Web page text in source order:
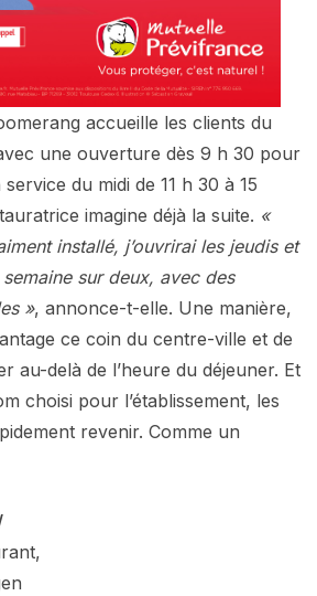
accueille les clients du
une ouverture dès 9 h 30 pour
du midi de 11 h 30 à 15
imagine déjà la suite. «
installé, j’ouvrirai les jeudis et
sur deux, avec des
», annonce-t-elle. Une manière,
ce coin du centre-ville et de
au-delà de l’heure du déjeuner. Et
choisi pour l’établissement, les
revenir. Comme un